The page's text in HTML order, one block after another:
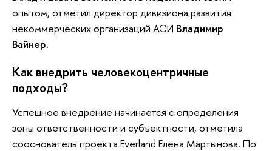
опытом, отметил директор дивизиона развития
некоммерческих организаций АСИ Владимир
Вайнер.
Как внедрить человекоцентричные
подходы?
Успешное внедрение начинается с определения
зоны ответственности и субъектности, отметила
сооснователь проекта Everland Елена Мартынова. По